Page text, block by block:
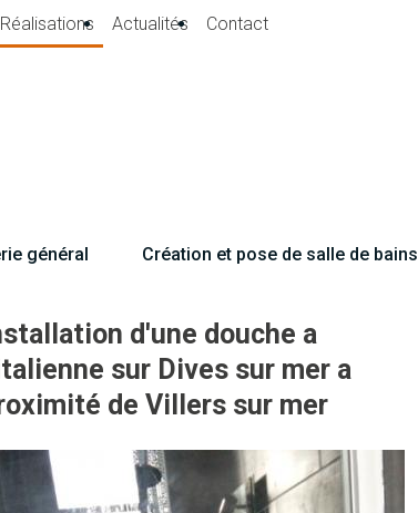
Réalisations Actualités Contact
général Création et pose de salle de bains
d'une douche a
sur Dives sur mer a
de Villers sur mer